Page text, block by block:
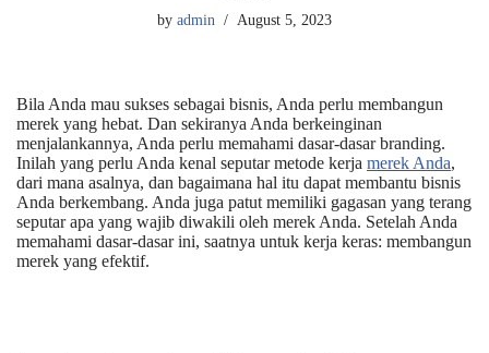
by admin August 5, 2023
Bila Anda mau sukses sebagai bisnis, Anda perlu membangun
merek yang hebat. Dan sekiranya Anda berkeinginan
menjalankannya, Anda perlu memahami dasar-dasar branding.
Inilah yang perlu Anda kenal seputar metode kerja merek Anda,
dari mana asalnya, dan bagaimana hal itu dapat membantu bisnis
Anda berkembang. Anda juga patut memiliki gagasan yang terang
seputar apa yang wajib diwakili oleh merek Anda. Setelah Anda
memahami dasar-dasar ini, saatnya untuk kerja keras: membangun
merek yang efektif.